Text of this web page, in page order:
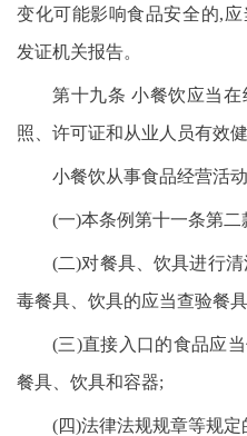
变化可能影响食品安全的,
发证机关报告。
第十九条 小餐饮应当
照、许可证和从业人员有效
小餐饮从事食品经营活
(一)本条例第十一条第
(二)对餐具、饮具进行
毒餐具、饮具的应当查验餐
(三)直接入口的食品应
餐具、饮具和容器;
(四)法律法规规章等规定